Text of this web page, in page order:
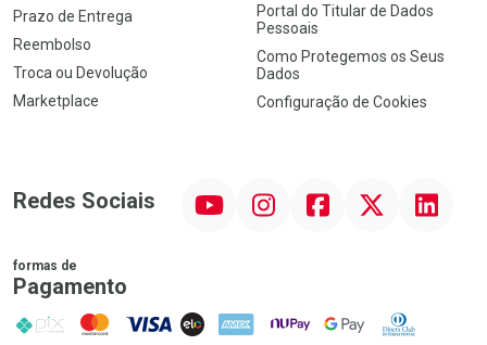
Prazo de Entrega
Reembolso
Troca ou Devolução
Marketplace
Portal do Titular de Dados
Pessoais
Como Protegemos os Seus
Dados
Configuração de Cookies
Redes Sociais InstagramFacebook Linkedin
formas de
Pagamento
PIX MasterCard
VISA ELO AMEX NuPay Google PayDiners Club